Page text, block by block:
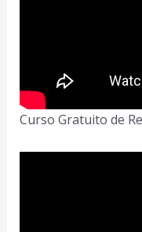
Curso Gratuito de